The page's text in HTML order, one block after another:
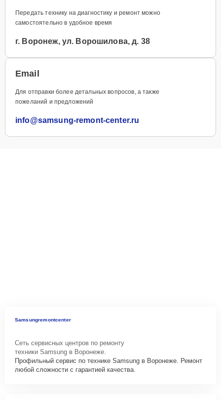
Передать технику на диагностику и ремонт можно
самостоятельно в удобное время
г. Воронеж, ул. Ворошилова, д. 38
Email
Для отправки более детальных вопросов, а также
пожеланий и предложений
info@samsung-remont-center.ru
Samsungremontcenter
Сеть сервисных центров по ремонту
техники Samsung в Воронеже.
Профильный сервис по технике Samsung в Воронеже. Ремонт
любой сложности с гарантией качества.